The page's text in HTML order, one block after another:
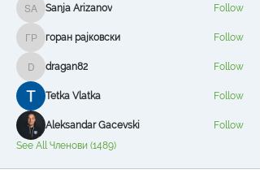
Sanja Arizanov
Sanja Arizanov Follow
горан рајковски
горан рајковски Follow
dragan82
dragan82 Follow
Tetka Vlatka Follow
Aleksandar Gacevski
Follow
See All Членови (1489)